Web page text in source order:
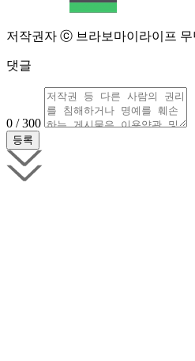
저작권자 ⓒ 브라보마이라이프
댓글
0 / 300